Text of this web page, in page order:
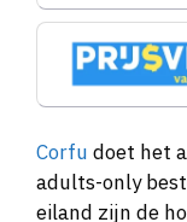
Corfu doet het
adults-only
eiland zijn de